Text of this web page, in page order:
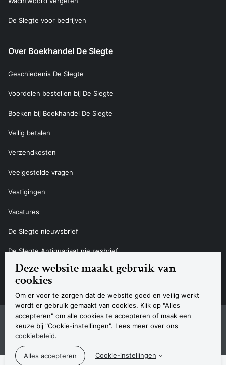
Deze website maakt gebruik van
cookies
Om er voor te zorgen dat de website goed en veilig werkt
wordt er gebruik gemaakt van cookies. Klik op "Alles
accepteren" om alle cookies te accepteren of maak een
keuze bij "Cookie-instellingen". Lees meer over ons
cookiebeleid.
Cookie-instellingen
De Slegte voor bedrijven
Over Boekhandel De Slegte
Geschiedenis De Slegte
Voordelen bestellen bij De Slegte
Boeken bij Boekhandel De Slegte
Veilig betalen
Verzendkosten
Veelgestelde vragen
Vestigingen
Vacatures
De Slegte nieuwsbrief
De Slegte Antiquariaat nieuwsbrief
Contact
Navigatie
SitemapPrivacyverklaring CookieverklaringAlgemene voorwaardenDisclaimer
Contact